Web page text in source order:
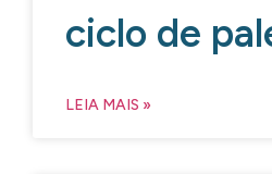
ciclo de
LEIA MAIS »